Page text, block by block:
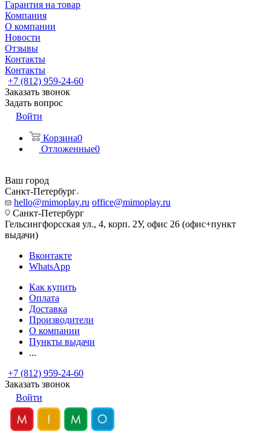
Гарантия на товар
Компания
О компании
Новости
Отзывы
Контакты
Контакты
+7 (812) 959-24-60
Заказать звонок
Задать вопрос
Войти
Корзина0
Отложенные0
Ваш город
Санкт-Петербург
hello@mimoplay.ru office@mimoplay.ru
Санкт-Петербург
Гельсингфорсская ул., 4, корп. 2У, офис 26 (офис+пункт
выдачи)
Вконтакте
WhatsApp
Как купить
Оплата
Доставка
Производители
О компании
Пункты выдачи
...
+7 (812) 959-24-60
Заказать звонок
Войти